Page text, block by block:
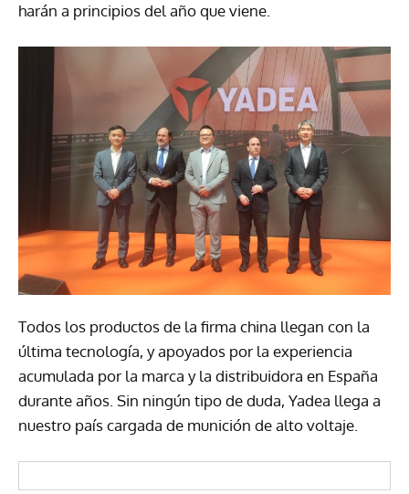
harán a principios del año que viene.
Todos los productos de la firma china llegan con la
última tecnología, y apoyados por la experiencia
acumulada por la marca y la distribuidora en España
durante años. Sin ningún tipo de duda, Yadea llega a
nuestro país cargada de munición de alto voltaje.